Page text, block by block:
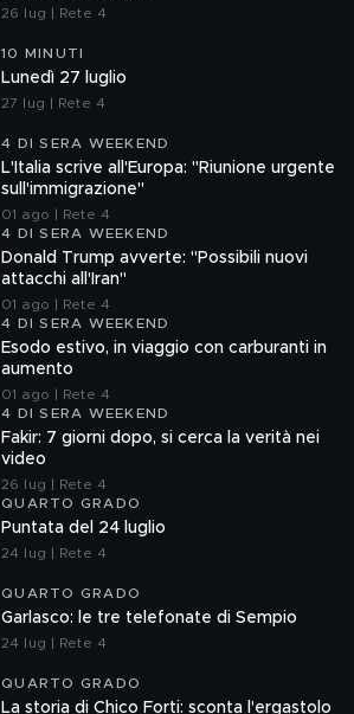
26 lug | Rete 4
10 MINUTI
Lunedì 27 luglio
27 lug | Rete 4
4 DI SERA WEEKEND
L'Italia scrive all'Europa: "Riunione urgente
sull'immigrazione"
01 ago | Rete 4
4 DI SERA WEEKEND
Donald Trump avverte: "Possibili nuovi
attacchi all'Iran"
01 ago | Rete 4
4 DI SERA WEEKEND
Esodo estivo, in viaggio con carburanti in
aumento
01 ago | Rete 4
4 DI SERA WEEKEND
Fakir: 7 giorni dopo, si cerca la verità nei
video
26 lug | Rete 4
QUARTO GRADO
Puntata del 24 luglio
24 lug | Rete 4
QUARTO GRADO
Garlasco: le tre telefonate di Sempio
24 lug | Rete 4
QUARTO GRADO
La storia di Chico Forti: sconta l'ergastolo